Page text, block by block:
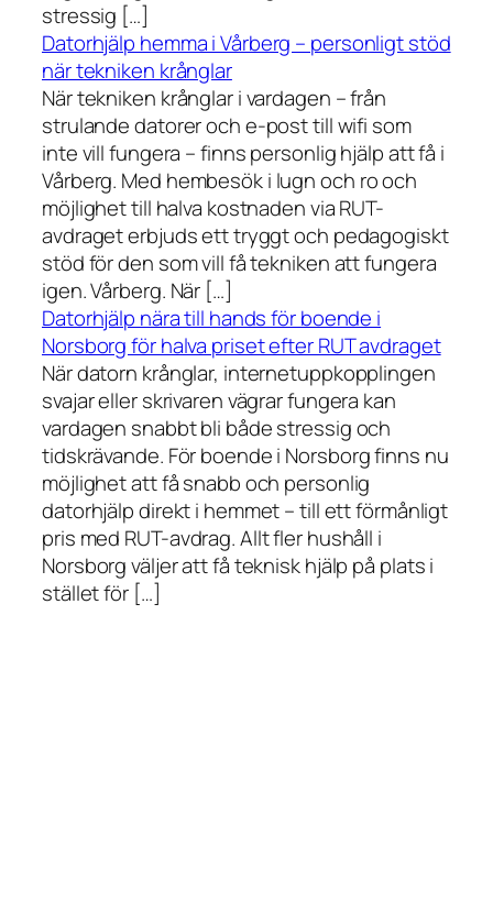
stressig […]
Datorhjälp hemma i Vårberg – personligt stöd
när tekniken krånglar
När tekniken krånglar i vardagen – från
strulande datorer och e-post till wifi som
inte vill fungera – finns personlig hjälp att få i
Vårberg. Med hembesök i lugn och ro och
möjlighet till halva kostnaden via RUT-
avdraget erbjuds ett tryggt och pedagogiskt
stöd för den som vill få tekniken att fungera
igen. Vårberg. När […]
Datorhjälp nära till hands för boende i
Norsborg för halva priset efter RUT avdraget
När datorn krånglar, internetuppkopplingen
svajar eller skrivaren vägrar fungera kan
vardagen snabbt bli både stressig och
tidskrävande. För boende i Norsborg finns nu
möjlighet att få snabb och personlig
datorhjälp direkt i hemmet – till ett förmånligt
pris med RUT-avdrag. Allt fler hushåll i
Norsborg väljer att få teknisk hjälp på plats i
stället för […]